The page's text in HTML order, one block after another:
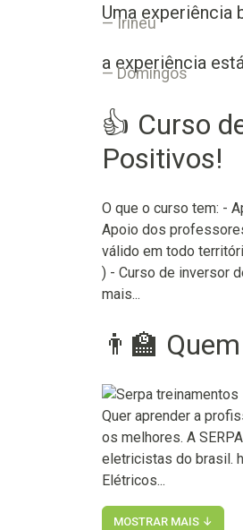
Uma experiência
Irineu
a experiência
Domingos
👍 Curso
Positivos!
O que o curso tem: -
Apoio dos
válido em todo
) - Curso de inversor
mais...
👨‍🏫
Quer aprender a
os melhores. A
eletricistas do brasil.
Elétricos...
MOSTRAR MAIS ↓